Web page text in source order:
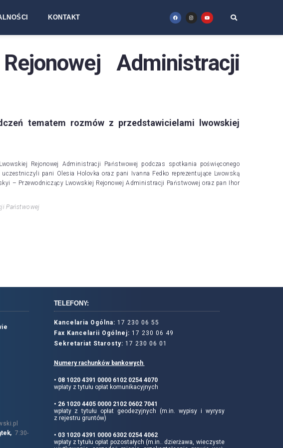
KONTAKT
Administracji
tematem rozmów z przedstawicielami lwowskiej
Rejonowej Administracji Państwowej podczas spotkania poświęconego
pani Olesia Holovka oraz pani Ivanna Fedko reprezentujące Lwowską
– Przewodniczący Lwowskiej Rejonowej Administracji Państwowej oraz pan Ihor
Państwowej
7:30-
TELEFONY:
Kancelaria Ogólna: 17 230 06 55
Fax Kancelarii Ogólnej: 17 230 06 49
Sekretariat Starosty: 17 230 06 01
Numery rachunków bankowych
• 08 1020 4391 0000 6102 0254 4070
wpłaty z tytułu opłat komunikacyjnych
• 26 1020 4405 0000 2102 0602 7041
wpłaty z tytułu opłat geodezyjnych (m.in. wypisy i wyrysy
z rejestru gruntów)
• 03 1020 4391 0000 6302 0254 4062
wpłaty z tytułu opłat pozostałych (m.in.. dzierżawa, wieczyste